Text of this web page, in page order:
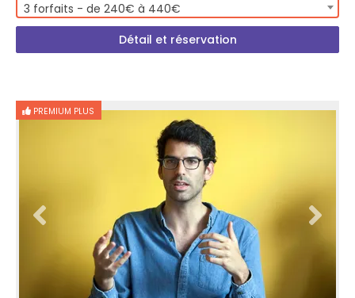
3 forfaits - de 240€ à 440€
Détail et réservation
PREMIUM PLUS